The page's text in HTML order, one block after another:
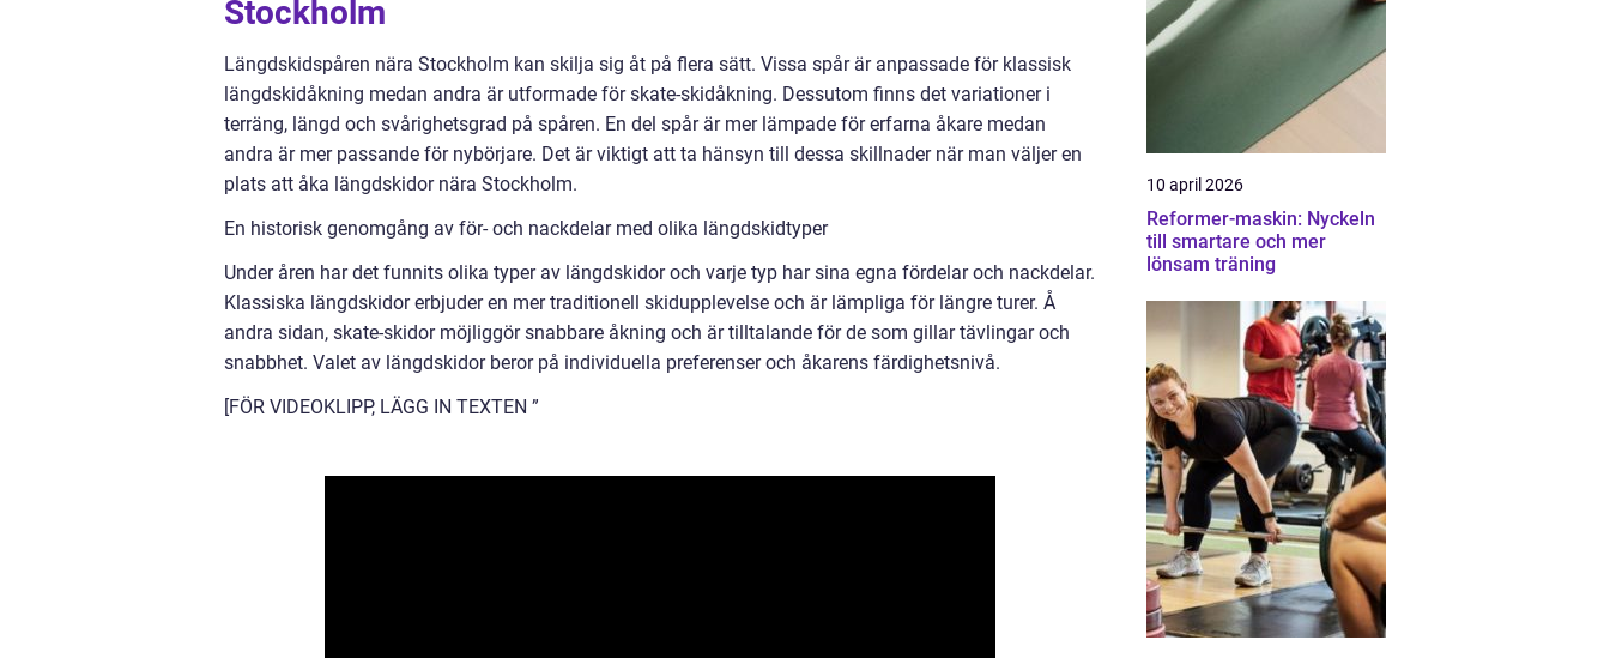
Stockholm
Längdskidspåren nära Stockholm kan skilja sig åt på flera sätt. Vissa spår är anpassade för klassisk
längdskidåkning medan andra är utformade för skate-skidåkning. Dessutom finns det variationer i
terräng, längd och svårighetsgrad på spåren. En del spår är mer lämpade för erfarna åkare medan
andra är mer passande för nybörjare. Det är viktigt att ta hänsyn till dessa skillnader när man väljer en
plats att åka längdskidor nära Stockholm.
En historisk genomgång av för- och nackdelar med olika längdskidtyper
Under åren har det funnits olika typer av längdskidor och varje typ har sina egna fördelar och nackdelar.
Klassiska längdskidor erbjuder en mer traditionell skidupplevelse och är lämpliga för längre turer. Å
andra sidan, skate-skidor möjliggör snabbare åkning och är tilltalande för de som gillar tävlingar och
snabbhet. Valet av längdskidor beror på individuella preferenser och åkarens färdighetsnivå.
[FÖR VIDEOKLIPP, LÄGG IN TEXTEN ”
10 april 2026
Reformer-maskin: Nyckeln
till smartare och mer
lönsam träning